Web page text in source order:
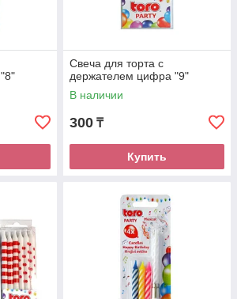
Свеча для торта с
держателем цифра "9"
В наличии
300 ₸
Купить